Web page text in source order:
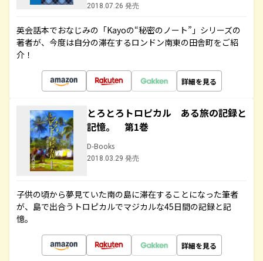
2018.07.26 発売
英会話本でおなじみの「Kayoの“秘密のノート”」シリーズの
著者が、今度は自分の滞在するロンドン南東の田舎町をご紹
介！
詳細を見る
とろとろトロピカル ある旅の記録と
記憶。 第1巻
D-Books
2018.03.29 発売
子供の頃から夢見ていた南の島に滞在することになった筆者
が、島で出合うトロピカルでマジカルな45日間の記録と記
憶。
詳細を見る